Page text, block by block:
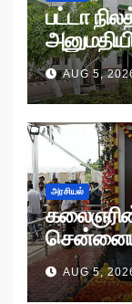
பட்டா
உத்தரவு!
AUG 5,
அரசியல்
பேரணி!
AUG 5,